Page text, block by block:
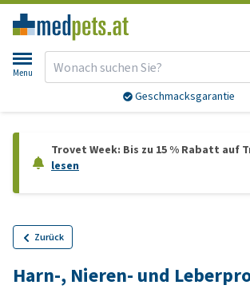
Menu
Geschmacksgarantie
Trovet Week: Bis zu 15 % Rabatt auf
lesen
Zurück
Harn-, Nieren- und